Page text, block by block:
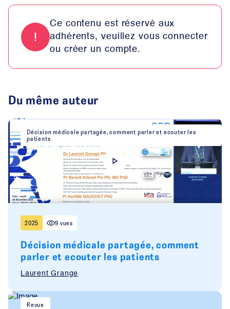
Ce contenu est réservé aux
adhérents, veuillez vous connecter
ou créer un compte.
Du même auteur
Décision médicale partagée, comment parler et ecouter les
patients
2025 9 vues
Décision médicale partagée, comment
parler et ecouter les patients
Laurent Grange
Revue